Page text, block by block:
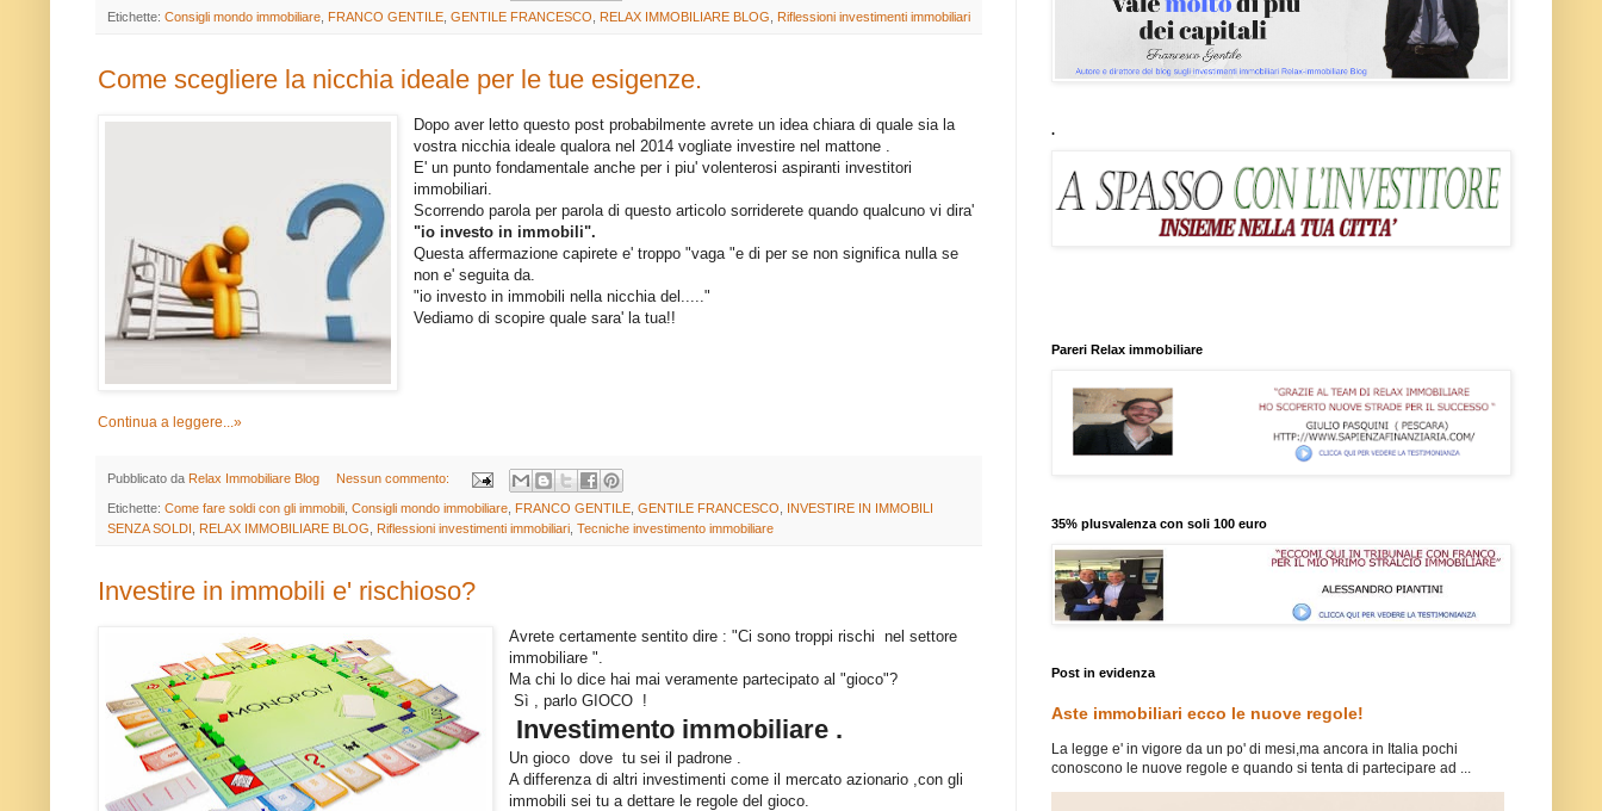
Etichette: Consigli mondo immobiliare FRANCO GENTILE GENTILE FRANCESCO RELAX IMMOBILIARE BLOG Riflessioni investimenti immobiliari
Come scegliere la nicchia ideale per le tue esigenze.
Dopo aver letto questo post probabilmente avrete un idea chiara di quale sia la
vostra nicchia ideale qualora nel 2014 vogliate investire nel mattone .
E' un punto fondamentale anche per i piu' volenterosi aspiranti investitori
immobiliari.
Scorrendo parola per parola di questo articolo sorriderete quando qualcuno vi dira'
"io investo in immobili".
Questa affermazione capirete e' troppo "vaga "e di per se non significa nulla se
non e' seguita da.
"io investo in immobili nella nicchia del....."
Vediamo di scopire quale sara' la tua!!
Continua a leggere...»
Pubblicato da Relax Immobiliare Blog Nessun commento:
Etichette: Come fare soldi con gli immobili Consigli mondo immobiliare FRANCO GENTILE GENTILE FRANCESCO
INVESTIRE IN IMMOBILI
SENZA SOLDI
RELAX IMMOBILIARE BLOG Riflessioni investimenti immobiliari Tecniche investimento immobiliare
Investire in immobili e' rischioso?
Avrete certamente sentito dire : "Ci sono troppi rischi nel settore
immobiliare ".
Ma chi lo dice hai mai veramente partecipato al "gioco"?
Sì , parlo GIOCO !
Investimento immobiliare .
Un gioco dove tu sei il padrone .
A differenza di altri investimenti come il mercato azionario ,con gli
immobili sei tu a dettare le regole del gioco.
.
Pareri Relax immobiliare
35% plusvalenza con soli 100 euro
Post in evidenza
Aste immobiliari ecco le nuove regole!
La legge e' in vigore da un po' di mesi,ma ancora in Italia pochi
conoscono le nuove regole e quando si tenta di partecipare ad ...